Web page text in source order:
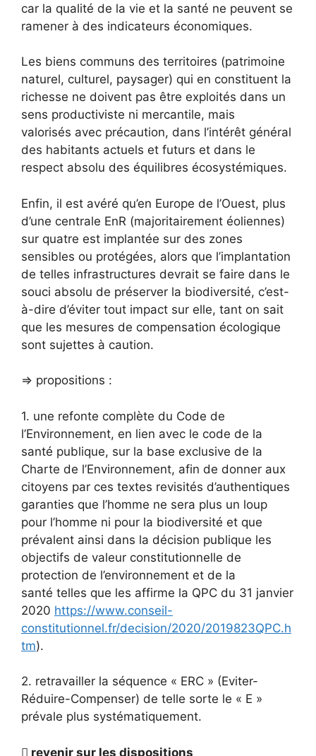
car la qualité de la vie et la santé ne peuvent se
ramener à des indicateurs économiques.
Les biens communs des territoires (patrimoine
naturel, culturel, paysager) qui en constituent la
richesse ne doivent pas être exploités dans un
sens productiviste ni mercantile, mais
valorisés avec précaution, dans l’intérêt général
des habitants actuels et futurs et dans le
respect absolu des équilibres écosystémiques.
Enfin, il est avéré qu’en Europe de l’Ouest, plus
d’une centrale EnR (majoritairement éoliennes)
sur quatre est implantée sur des zones
sensibles ou protégées, alors que l’implantation
de telles infrastructures devrait se faire dans le
souci absolu de préserver la biodiversité, c’est-
à-dire d’éviter tout impact sur elle, tant on sait
que les mesures de compensation écologique
sont sujettes à caution.
=> propositions :
1. une refonte complète du Code de
l’Environnement, en lien avec le code de la
santé publique, sur la base exclusive de la
Charte de l’Environnement, afin de donner aux
citoyens par ces textes revisités d’authentiques
garanties que l’homme ne sera plus un loup
pour l’homme ni pour la biodiversité et que
prévalent ainsi dans la décision publique les
objectifs de valeur constitutionnelle de
protection de l’environnement et de la
santé telles que les affirme la QPC du 31 janvier
2020 https://www.conseil-
constitutionnel.fr/decision/2020/2019823QPC.h
tm).
2. retravailler la séquence « ERC » (Eviter-
Réduire-Compenser) de telle sorte le « E »
prévale plus systématiquement.
 revenir sur les dispositions